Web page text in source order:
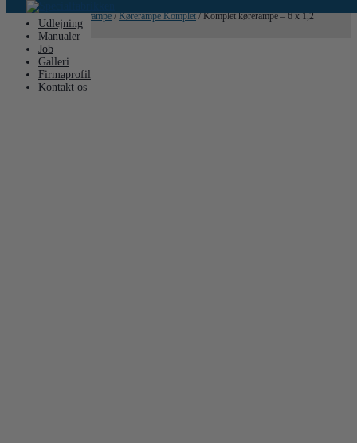
Udlejning
Manualer
Job
Galleri
Firmaprofil
Kontakt os
Hjem/Stillads/Kørerampe/Kørerampe Komplet/ Komplet kørerampe – 6 x 1,2
meter